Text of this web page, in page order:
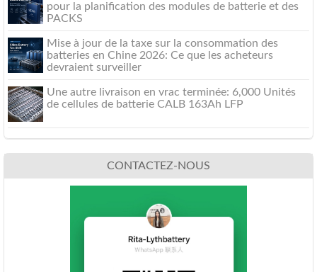
pour la planification des modules de batterie et des
PACKS
Mise à jour de la taxe sur la consommation des
batteries en Chine 2026: Ce que les acheteurs
devraient surveiller
Une autre livraison en vrac terminée: 6,000 Unités
de cellules de batterie CALB 163Ah LFP
CONTACTEZ-NOUS